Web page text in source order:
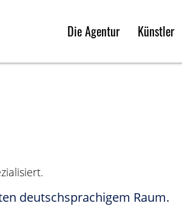
Die Agentur Künstler
deutschsprachigem Raum.